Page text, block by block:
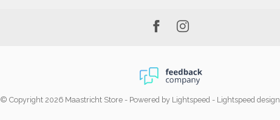
© Copyright 2026 Maastricht Store- Powered by Lightspeed- Lightspeed design